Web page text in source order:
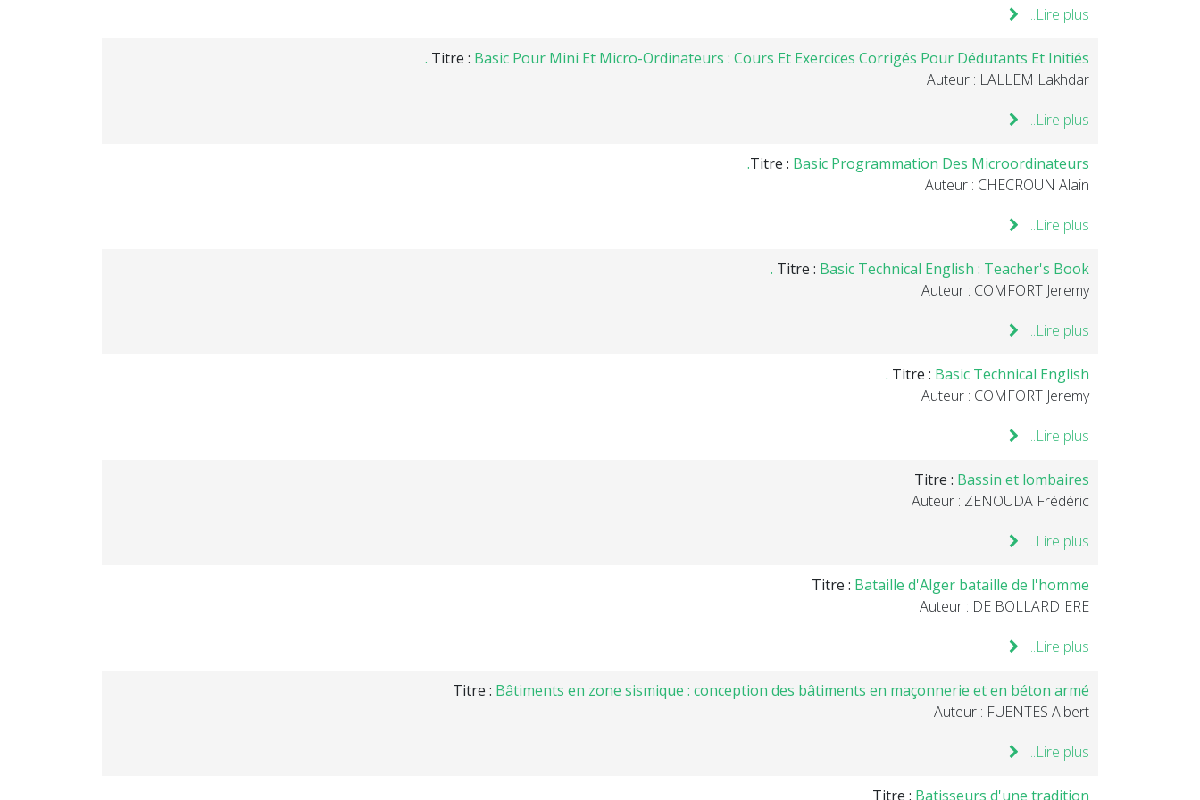
Lire plus...
Titre : Basic Pour Mini Et Micro-Ordinateurs : Cours Et Exercices Corrigés Pour Dédutants Et Initiés .
Auteur : LALLEM Lakhdar
Lire plus...
Titre : Basic Programmation Des Microordinateurs.
Auteur : CHECROUN Alain
Lire plus...
Titre : Basic Technical English : Teacher's Book .
Auteur : COMFORT Jeremy
Lire plus...
Titre : Basic Technical English .
Auteur : COMFORT Jeremy
Lire plus...
Titre : Bassin et lombaires
Auteur : ZENOUDA Frédéric
Lire plus...
Titre : Bataille d'Alger bataille de l'homme
Auteur : DE BOLLARDIERE
Lire plus...
Titre : Bâtiments en zone sismique : conception des bâtiments en maçonnerie et en béton armé
Auteur : FUENTES Albert
Lire plus...
Titre : Batisseurs d'une tradition